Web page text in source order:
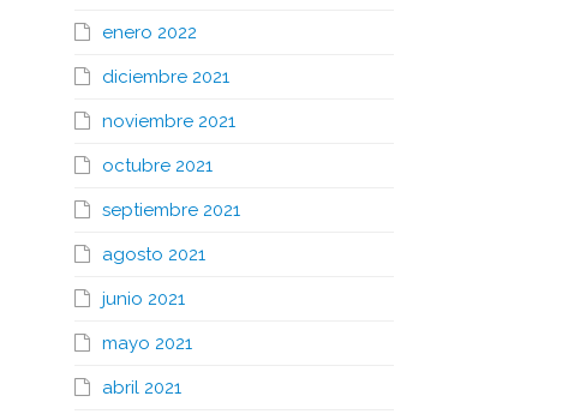
enero 2022
diciembre 2021
noviembre 2021
octubre 2021
septiembre 2021
agosto 2021
junio 2021
mayo 2021
abril 2021